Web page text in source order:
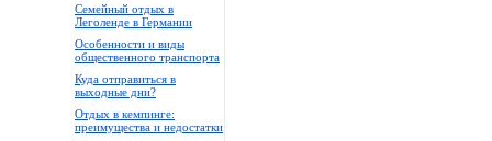
Семейный отдых в
Леголенде в Германии
Особенности и виды
общественного транспорта
Куда отправиться в
выходные дни?
Отдых в кемпинге:
преимущества и недостатки